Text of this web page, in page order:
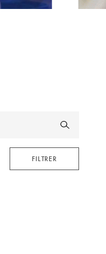
FILTRER